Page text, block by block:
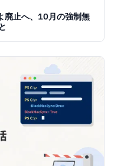
廃止へ、10月の強制無